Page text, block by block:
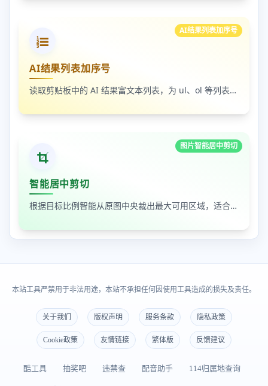
AI结果列表加序号
AI结果列表加序号
读取剪贴板中的 AI 结果富文本列表，为 ul、ol 等列表自动补 1-N 序号，支持富文本和纯文本输出
图片智能居中剪切
智能居中剪切
根据目标比例智能从原图中央裁出最大可用区域，适合封面图、缩略图和平台尺寸适配
本站工具严禁用于非法用途，本站不承担任何因使用工具造成的损失及责任。
关于我们 版权声明 服务条款 隐私政策
Cookie政策 友情链接 繁体版 反馈建议
酷工具 抽奖吧 违禁查 配音助手 114归属地查询